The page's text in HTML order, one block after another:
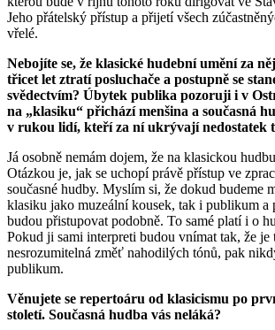
Jeho přátelský přístup a přijetí všech
vřelé.
Nebojíte se, že klasické hudební umění za
třicet let ztratí posluchače a postupně se
svědectvím? Úbytek publika pozoruji i v
na „klasiku“ přichází menšina a současná
v rukou lidí, kteří za ní ukrývají nedostatek
Já osobně nemám dojem, že na klasickou
Otázkou je, jak se uchopí právě přístup ve
současné hudby. Myslím si, že dokud budeme
klasiku jako muzeální kousek, tak i publikum a
budou přistupovat podobně. To samé platí i o
Pokud ji sami interpreti budou vnímat tak, že je
nesrozumitelná změť nahodilých tónů, pak
publikum.
Věnujete se repertoáru od klasicismu po
století. Současná hudba vás neláká?